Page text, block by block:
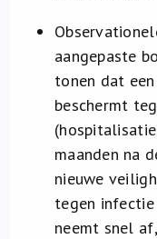
aangepaste
tonen dat
beschermt
maanden na
nieuwe
tegen
neemt snel